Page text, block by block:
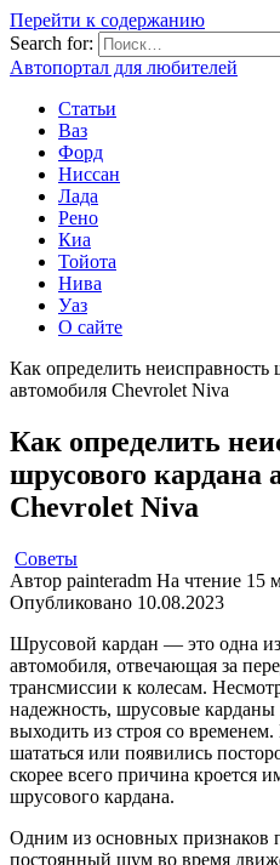
Перейти к содержанию
Search for:
Автопортал для любителей
Статьи
Ваз
Форд
Ниссан
Лада
Рено
Киа
Тойота
Нива
Уаз
О сайте
Как определить неисправность
автомобиля Chevrolet Niva
Как определить
шрусового кардана
Chevrolet Niva
Советы
Автор painteradm На чтение 15
Опубликовано 10.08.2023
Шрусовой кардан — это одна
автомобиля, отвечающая за
трансмиссии к колесам.
надежность, шрусовые
выходить из строя со
шататься или появились
скорее всего причина кроется
шрусового кардана.
Одним из основных признаков
постоянный шум во время